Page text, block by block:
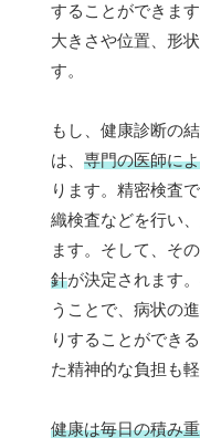
することができま
大きさや位置、形
す。
もし、健康診断の
は、 専門の医師に
ります。精密検査
織検査などを行い
ます。そして、そ
針が決定されます
うことで、病状の
りすることができ
た精神的な負担も
健康は毎日の積み